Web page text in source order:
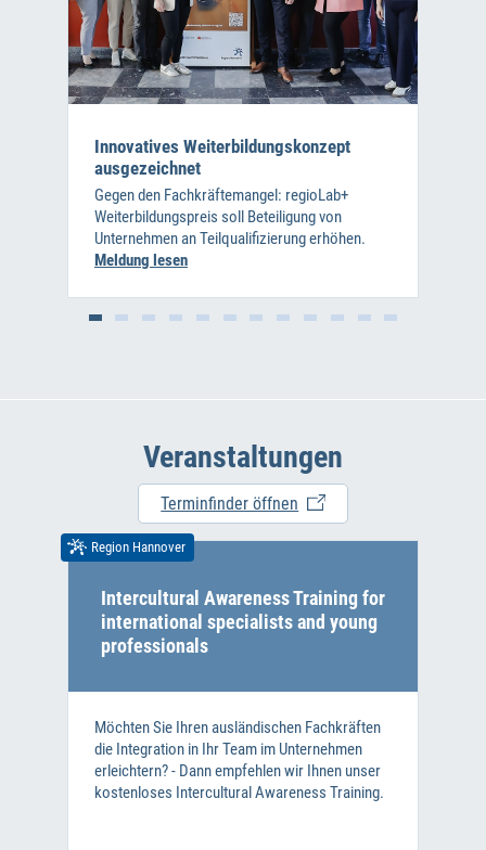
Innovatives Weiterbildungskonzept
ausgezeichnet
Gegen den Fachkräftemangel: regioLab+
Weiterbildungspreis soll Beteiligung von
Unternehmen an Teilqualifizierung erhöhen.
Meldung lesen
Veranstaltungen
Terminfinder öffnen
Region Hannover
Intercultural Awareness Training for
international specialists and young
professionals
Möchten Sie Ihren ausländischen Fachkräften
die Integration in Ihr Team im Unternehmen
erleichtern? - Dann empfehlen wir Ihnen unser
kostenloses Intercultural Awareness Training.